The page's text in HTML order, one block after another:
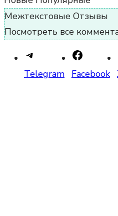
Межтекстовые Отзывы
Посмотреть все
Telegram Facebook